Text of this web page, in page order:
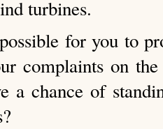
turbines.
for you to
complaints on
a chance of